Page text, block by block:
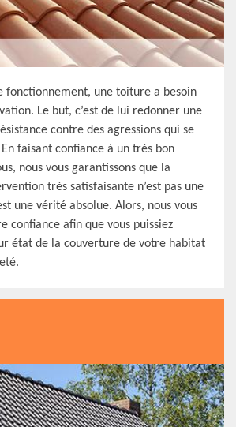
fonctionnement, une toiture a besoin
Le but, c’est de lui redonner une
contre des agressions qui se
faisant confiance à un très bon
nous vous garantissons que la
très satisfaisante n’est pas une
une vérité absolue. Alors, nous vous
confiance afin que vous puissiez
état de la couverture de votre habitat